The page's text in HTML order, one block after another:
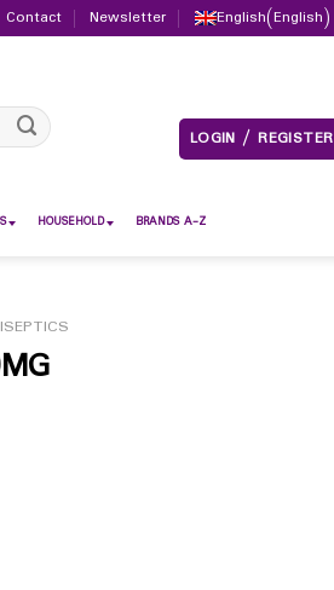
Contact Newsletter English(English)
LOGIN / REGISTER
HOUSEHOLD BRANDS A-Z